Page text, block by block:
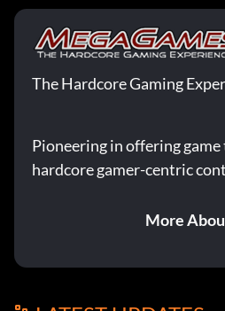
The Hardcore Gaming
Pioneering in offering
hardcore gamer-centric
More